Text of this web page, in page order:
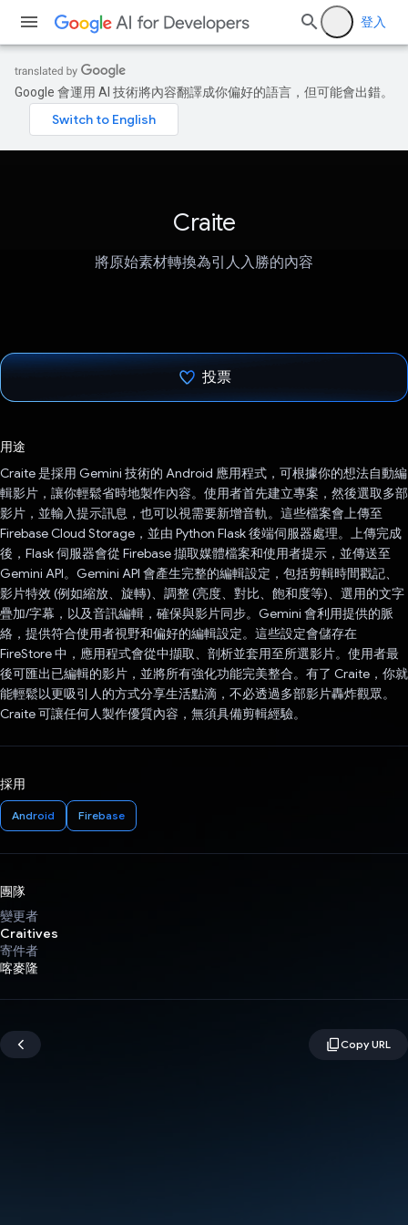
登入
Google 會運用 AI 技術將內容翻譯成你偏好的語言，但可能會出錯。
Craite
將原始素材轉換為引人入勝的內容
投票
用途
Craite 是採用 Gemini 技術的 Android 應用程式，可根據你的想法自動編
輯影片，讓你輕鬆省時地製作內容。使用者首先建立專案，然後選取多部
影片，並輸入提示訊息，也可以視需要新增音軌。這些檔案會上傳至
Firebase Cloud Storage，並由 Python Flask 後端伺服器處理。上傳完成
後，Flask 伺服器會從 Firebase 擷取媒體檔案和使用者提示，並傳送至
Gemini API。Gemini API 會產生完整的編輯設定，包括剪輯時間戳記、
影片特效 (例如縮放、旋轉)、調整 (亮度、對比、飽和度等)、選用的文字
疊加/字幕，以及音訊編輯，確保與影片同步。Gemini 會利用提供的脈
絡，提供符合使用者視野和偏好的編輯設定。這些設定會儲存在
FireStore 中，應用程式會從中擷取、剖析並套用至所選影片。使用者最
後可匯出已編輯的影片，並將所有強化功能完美整合。有了 Craite，你就
能輕鬆以更吸引人的方式分享生活點滴，不必透過多部影片轟炸觀眾。
Craite 可讓任何人製作優質內容，無須具備剪輯經驗。
採用
Android Firebase
團隊
變更者
Craitives
寄件者
喀麥隆